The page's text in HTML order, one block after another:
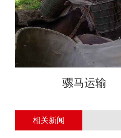
骡马运输
相关新闻